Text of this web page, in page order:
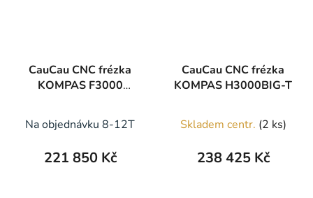
CauCau CNC frézka
KOMPAS F3000
Na objednávku 8-12T
221 850 Kč
CauCau CNC frézka
KOMPAS H3000BIG-T
Skladem centr. (2 ks)
238 425 Kč